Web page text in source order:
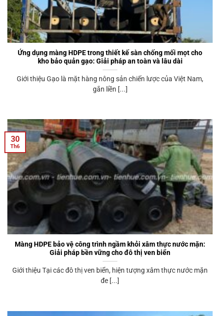
Ứng dụng màng HDPE trong thiết kế sàn chống mối mọt cho
kho bảo quản gạo: Giải pháp an toàn và lâu dài
Giới thiệu Gạo là mặt hàng nông sản chiến lược của Việt Nam,
gắn liền [...]
Màng HDPE bảo vệ công trình ngầm khỏi xâm thực nước mặn:
Giải pháp bền vững cho đô thị ven biển
Giới thiệu Tại các đô thị ven biển, hiện tượng xâm thực nước mặn
đe [...]
30
Th6